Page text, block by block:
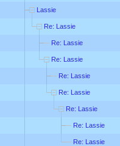
Lassie
Re: Lassie
Re: Lassie
Re: Lassie
Re: Lassie
Re: Lassie
Re: Lassie
Re: Lassie
Re: Lassie